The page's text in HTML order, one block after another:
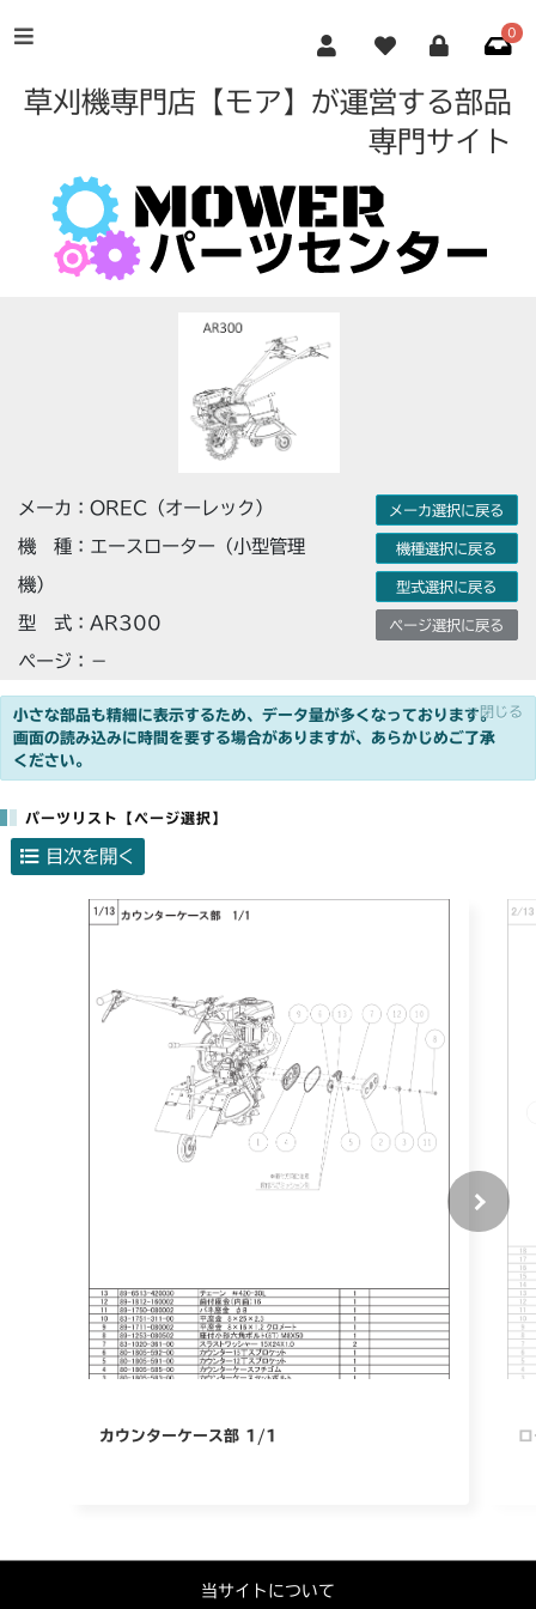
0
草刈機専門店【モア】が運営する部品
専門サイト
メーカ：OREC（オーレック）
機 種：エースローター（小型管理
機）
型 式：AR300
ページ：－
メーカ選択に戻る
機種選択に戻る
型式選択に戻る
ページ選択に戻る
小さな部品も精細に表示するため、データ量が多くなっております。
画面の読み込みに時間を要する場合がありますが、あらかじめご了承
ください。
×閉じる
パーツリスト【ページ選択】
目次を開く
カウンターケース部 1/1
当サイトについて